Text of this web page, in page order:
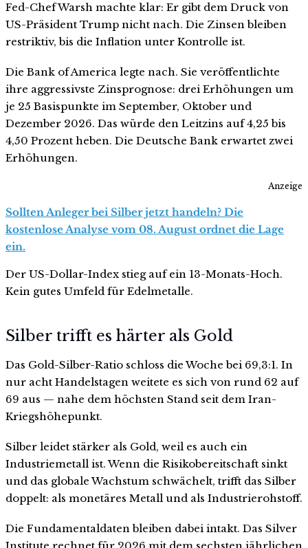
Fed-Chef Warsh machte klar: Er gibt dem Druck von
US-Präsident Trump nicht nach. Die Zinsen bleiben
restriktiv, bis die Inflation unter Kontrolle ist.
Die Bank of America legte nach. Sie veröffentlichte
ihre aggressivste Zinsprognose: drei Erhöhungen um
je 25 Basispunkte im September, Oktober und
Dezember 2026. Das würde den Leitzins auf 4,25 bis
4,50 Prozent heben. Die Deutsche Bank erwartet zwei
Erhöhungen.
Anzeige
Sollten Anleger bei Silber jetzt handeln? Die
kostenlose Analyse vom 08. August ordnet die Lage
ein.
Der US-Dollar-Index stieg auf ein 13-Monats-Hoch.
Kein gutes Umfeld für Edelmetalle.
Silber trifft es härter als Gold
Das Gold-Silber-Ratio schloss die Woche bei 69,3:1. In
nur acht Handelstagen weitete es sich von rund 62 auf
69 aus — nahe dem höchsten Stand seit dem Iran-
Kriegshöhepunkt.
Silber leidet stärker als Gold, weil es auch ein
Industriemetall ist. Wenn die Risikobereitschaft sinkt
und das globale Wachstum schwächelt, trifft das Silber
doppelt: als monetäres Metall und als Industrierohstoff.
Die Fundamentaldaten bleiben dabei intakt. Das Silver